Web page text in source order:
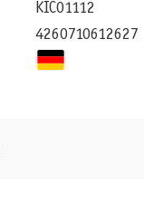
KIC01112
4260710612627